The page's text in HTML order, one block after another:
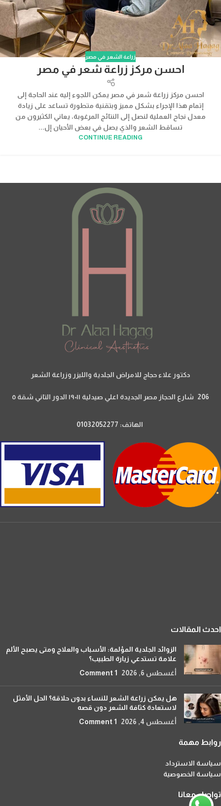
زراعة الشعر في مصر
احسن مركز زراعة شعر في مصر
احسن مركز زراعة شعر في مصر يمكن اللجوء إليه عند الحاجة إلى
إتمام هذا الإجراء بشكل مميز وبتقنية متطورة تساعد على زيادة
معدل نجاح العملية لنصل إلى النتائج المرغوبة، يعاني الكثيرون من
تساقط الشعر والذي يصل في بعض الأحيان إل...
CONTINUE READING
دكتور علاء حجاج للامراض الجلدية والليزر وزراعة الشعر
206 شارع الحجاز مصر الجديدة اعلي صيدلية ١٩٠١١ الدور التاني شقة ٥
الهاتف: 01032052277
احدث المقالات
الزوائد الجلدية المؤلمة: الأسباب والعلاج ومتى يصبح الألم
علامة تستدعي زيارة الطبيب؟
أغسطس 6, 2026
1 Comment
هل يمكن زراعة الشعر للنساء بدون حلاقة؟ الحل الأمثل
لاستعادة كثافة الشعر دون قصه
أغسطس 4, 2026
1 Comment
روابط مهمة
سياسة الاسترداد
سياسة الخصوصية
تواصل معانا